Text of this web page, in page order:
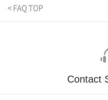
< FAQ TOP
Contact